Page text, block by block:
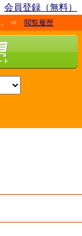
会員登録（無料）
閲覧履歴